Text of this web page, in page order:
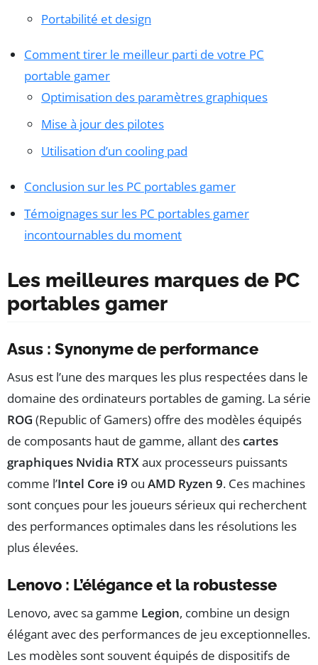
Portabilité et design
Comment tirer le meilleur parti de votre PC
portable gamer
Optimisation des paramètres graphiques
Mise à jour des pilotes
Utilisation d’un cooling pad
Conclusion sur les PC portables gamer
Témoignages sur les PC portables gamer
incontournables du moment
Les meilleures marques de PC
portables gamer
Asus : Synonyme de performance
Asus est l’une des marques les plus respectées dans le
domaine des ordinateurs portables de gaming. La série
ROG (Republic of Gamers) offre des modèles équipés
de composants haut de gamme, allant descartes
graphiques Nvidia RTXaux processeurs puissants
comme l’Intel Core i9 ou AMD Ryzen 9. Ces machines
sont conçues pour les joueurs sérieux qui recherchent
des performances optimales dans les résolutions les
plus élevées.
Lenovo : L’élégance et la robustesse
Lenovo, avec sa gamme Legion, combine un design
élégant avec des performances de jeu exceptionnelles.
Les modèles sont souvent équipés de dispositifs de